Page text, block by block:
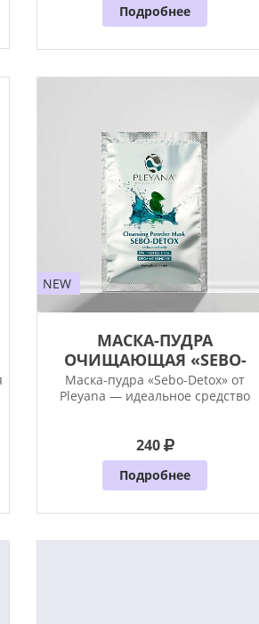
Подробнее
NEW
МАСКА-ПУДРА
ОЧИЩАЮЩАЯ «SEBО-
DETOX» ...
Маска-пудра «Sebo-Detox» от
Pleyana — идеальное средство
240
Подробнее